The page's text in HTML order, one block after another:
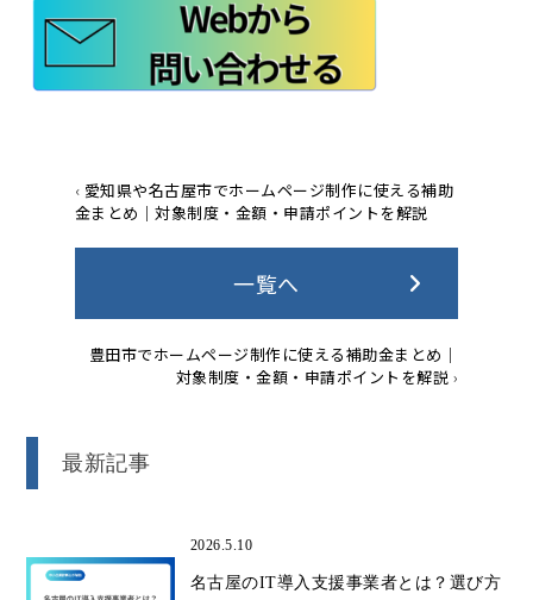
‹ 愛知県や名古屋市でホームページ制作に使える補助
金まとめ｜対象制度・金額・申請ポイントを解説
一覧へ
豊田市でホームページ制作に使える補助金まとめ｜
対象制度・金額・申請ポイントを解説 ›
最新記事
2026.5.10
名古屋のIT導入支援事業者とは？選び方